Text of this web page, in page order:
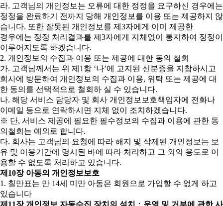
라. 고객님의 개인정보는 오류에 대한 정정을 요구하신 경우에는
정정을 완료하기 전까지 당해 개인정보를 이용 또는 제공하지 않
습니다. 또한 잘못된 개인정보를 제3자에게 이미 제공한
경우에는 정정 처리결과를 제3자에게 지체없이 통지하여 정정이
이루어지도록 하겠습니다.
2. 개인정보의 수집과 이용 또는 제공에 대한 동의 철회
가. 고객님께서는 위 제1항 ‘나’에 고지된 신분증을 지참하시고
회사에 방문하여 개인정보의 수집과 이용, 위탁 또는 제공에 대
한 동의를 선택적으로 철회하 실 수 있습니다.
나. 해당 서비스 담당자 및 회사 개인정보보호책임자에 전화나
이메일 등으로 연락하시면 지체 없이 조치하겠습니다.
※ 단, 서비스 제공에 필요한 필수정보의 수집과 이용에 관한 동
의철회는 예외로 합니다.
다. 회사는 고객님의 요청에 따라 해지 및 삭제된 개인정보는 보
유 및 이용기간에 명시된 바에 따라 처리하고 그 외의 용도로 이
용할 수 없도록 처리하고 있습니다.
제10장 아동의 개인정보보호
1. 칠만표는 만 14세 미만 아동은 회원으로 가입할 수 없게 하고
있습니다
제11장 개인정보 자동수집 장치의 설치ㆍ운영 및 거부에 관한 사